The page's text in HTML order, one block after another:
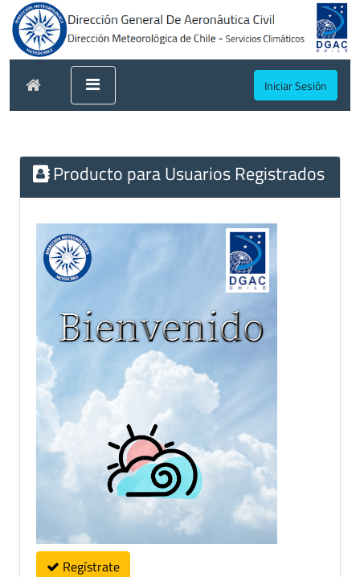
Iniciar Sesión
Producto para Usuarios Registrados
Regístrate